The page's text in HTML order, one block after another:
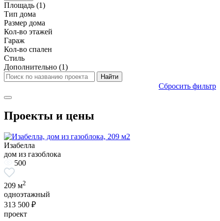
Площадь (1)
Тип дома
Размер дома
Кол-во этажей
Гараж
Кол-во спален
Стиль
Дополнительно (1)
Сбросить фильтр
Проекты и цены
Изабелла
дом из газоблока
500
209 м2
одноэтажный
313 500 ₽
проект